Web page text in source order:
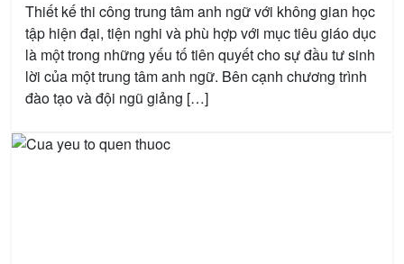
Thiết kế thi công trung tâm anh ngữ với không gian học
tập hiện đại, tiện nghi và phù hợp với mục tiêu giáo dục
là một trong những yếu tố tiên quyết cho sự đầu tư sinh
lời của một trung tâm anh ngữ. Bên cạnh chương trình
đào tạo và đội ngũ giảng […]